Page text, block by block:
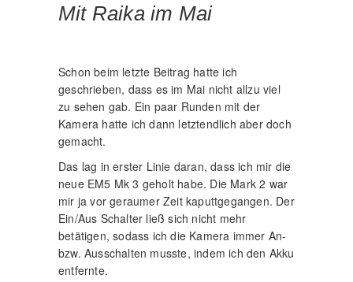
Mit Raika im Mai
Schon beim letzte Beitrag hatte ich
geschrieben, dass es im Mai nicht allzu viel
zu sehen gab. Ein paar Runden mit der
Kamera hatte ich dann letztendlich aber doch
gemacht.
Das lag in erster Linie daran, dass ich mir die
neue EM5 Mk 3 geholt habe. Die Mark 2 war
mir ja vor geraumer Zeit kaputtgegangen. Der
Ein/Aus Schalter ließ sich nicht mehr
betätigen, sodass ich die Kamera immer An-
bzw. Ausschalten musste, indem ich den Akku
entfernte.